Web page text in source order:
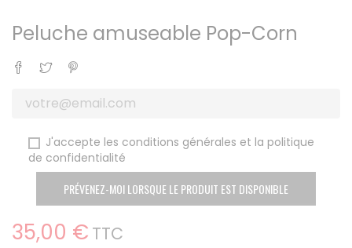
Peluche amuseable Pop-Corn
Partager
Tweet
J'accepte les conditions générales et la politique
de confidentialité
PRÉVENEZ-MOI LORSQUE LE PRODUIT EST DISPONIBLE
35,00 € TTC